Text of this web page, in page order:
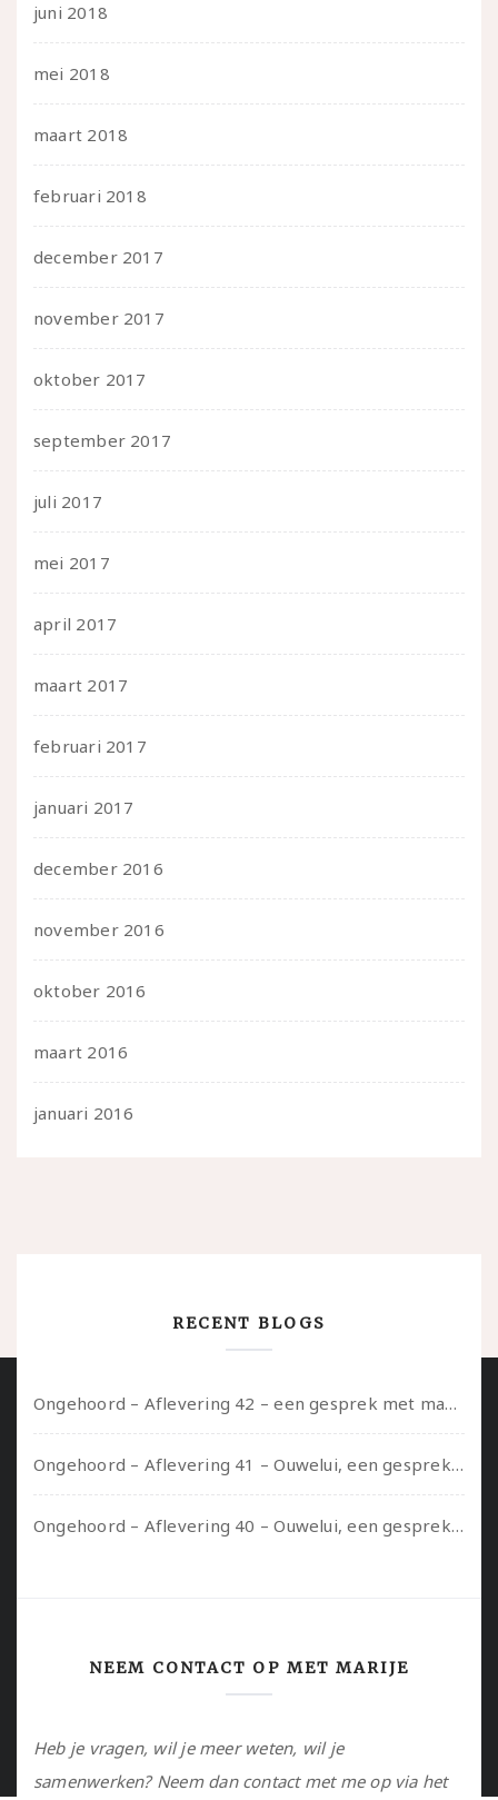
juni 2018
mei 2018
maart 2018
februari 2018
december 2017
november 2017
oktober 2017
september 2017
juli 2017
mei 2017
april 2017
maart 2017
februari 2017
januari 2017
december 2016
november 2016
oktober 2016
maart 2016
januari 2016
RECENT BLOGS
Ongehoord – Aflevering 42 – een gesprek met marijn over seksueel opbloeien, het ouderschap uitvinden en verschillende leeftijden in je mee dragen
Ongehoord – Aflevering 41 – Ouwelui, een gesprek met Marcelle over polyamorie op latere leeftijd, (mantel)zorg voor je partners en seksueel plezier.
Ongehoord – Aflevering 40 – Ouwelui, een gesprek met Sadie Lune over vormende relaties en de geschiedenis van de queer pornobeweging
NEEM CONTACT OP MET MARIJE
Heb je vragen, wil je meer weten, wil je
samenwerken? Neem dan contact met me op via het